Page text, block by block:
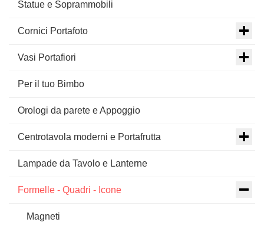
Statue e Soprammobili
Cornici Portafoto
Vasi Portafiori
Per il tuo Bimbo
Orologi da parete e Appoggio
Centrotavola moderni e Portafrutta
Lampade da Tavolo e Lanterne
Formelle - Quadri - Icone
Magneti